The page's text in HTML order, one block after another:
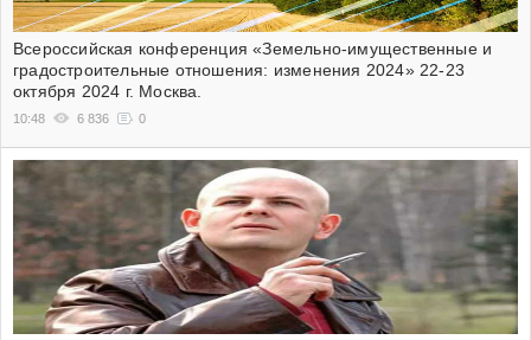
Всероссийская конференция «Земельно-имущественные и
градостроительные отношения: изменения 2024» 22-23
октября 2024 г. Москва.
10:48 6 836 0